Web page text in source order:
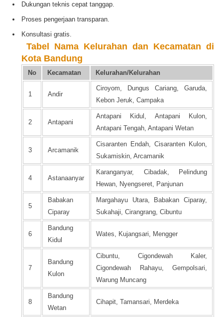
Dukungan teknis cepat tanggap.
Proses pengerjaan transparan.
Konsultasi gratis.
Tabel Nama Kelurahan dan Kecamatan di
Kota Bandung
No Kecamatan Kelurahan/Kelurahan
1 Andir
Ciroyom, Dungus Cariang, Garuda,
Kebon Jeruk, Campaka
2 Antapani
Antapani Kidul, Antapani Kulon,
Antapani Tengah, Antapani Wetan
3 Arcamanik
Cisaranten Endah, Cisaranten Kulon,
Sukamiskin, Arcamanik
4 Astanaanyar
Karanganyar, Cibadak, Pelindung
Hewan, Nyengseret, Panjunan
5
Babakan
Ciparay
Margahayu Utara, Babakan Ciparay,
Sukahaji, Cirangrang, Cibuntu
6
Bandung
Kidul
Wates, Kujangsari, Mengger
7
Bandung
Kulon
Cibuntu, Cigondewah Kaler,
Cigondewah Rahayu, Gempolsari,
Warung Muncang
8
Bandung
Wetan
Cihapit, Tamansari, Merdeka